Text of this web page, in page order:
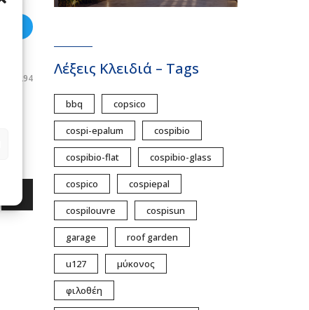
294
Λέξεις Κλειδιά – Tags
bbq copsico
cospi-epalum cospibio
cospibio-flat cospibio-glass
cospico cospiepal
cospilouvre cospisun
garage roof garden
u127 μύκονος
φιλοθέη